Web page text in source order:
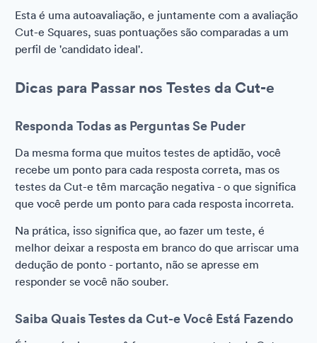
Esta é uma autoavaliação, e juntamente com a avaliação
Cut-e Squares, suas pontuações são comparadas a um
perfil de 'candidato ideal'.
Dicas para Passar nos Testes da Cut-e
Responda Todas as Perguntas Se Puder
Da mesma forma que muitos testes de aptidão, você
recebe um ponto para cada resposta correta, mas os
testes da Cut-e têm marcação negativa - o que significa
que você perde um ponto para cada resposta incorreta.
Na prática, isso significa que, ao fazer um teste, é
melhor deixar a resposta em branco do que arriscar uma
dedução de ponto - portanto, não se apresse em
responder se você não souber.
Saiba Quais Testes da Cut-e Você Está Fazendo